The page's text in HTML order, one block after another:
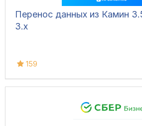
Перенос данных из Камин
3.х
159